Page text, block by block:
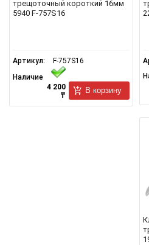
трещоточный короткий 16мм
5940 F-757S16
Артикул:
F-757S16
Наличие
4 200
₸
В корзину